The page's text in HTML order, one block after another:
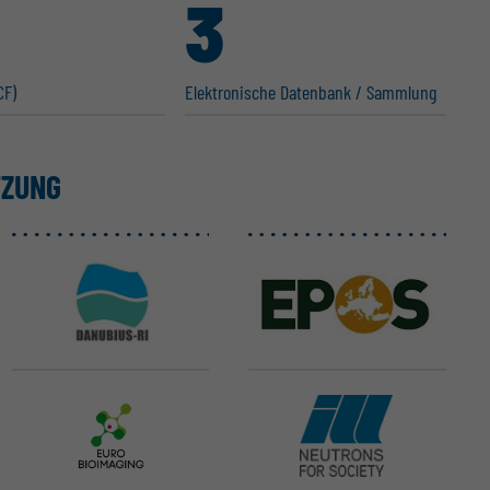
Elektro­nische Datenbank / Sammlung
3